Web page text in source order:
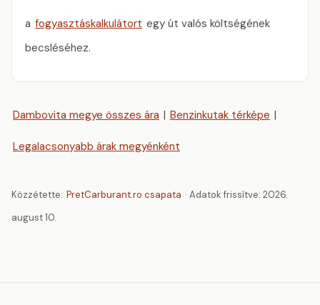
a fogyasztáskalkulátort egy út valós költségének
becsléséhez.
Dambovita megye összes ára | Benzinkutak térképe |
Legalacsonyabb árak megyénként
Közzétette: PretCarburant.ro csapata · Adatok frissítve: 2026.
august 10.